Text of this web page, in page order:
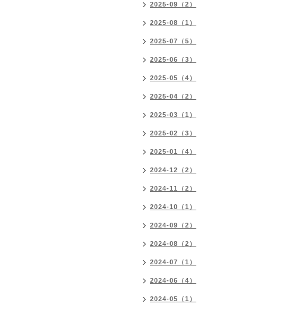
2025-09（2）
2025-08（1）
2025-07（5）
2025-06（3）
2025-05（4）
2025-04（2）
2025-03（1）
2025-02（3）
2025-01（4）
2024-12（2）
2024-11（2）
2024-10（1）
2024-09（2）
2024-08（2）
2024-07（1）
2024-06（4）
2024-05（1）